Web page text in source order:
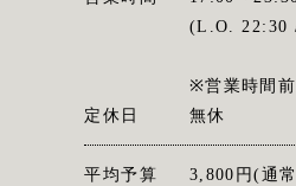
(L.O. 22:30
※営業時間
定休日
無休
平均予算 3,800円(通